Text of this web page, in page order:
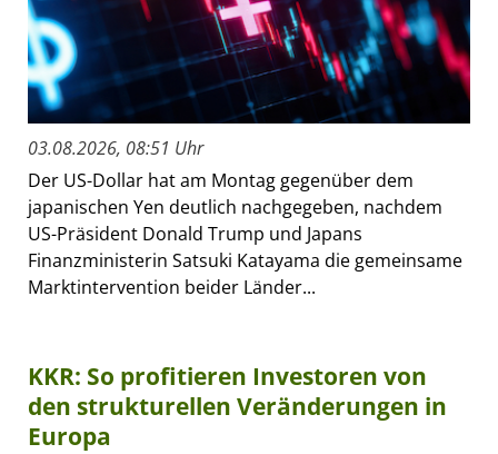
03.08.2026, 08:51 Uhr
Der US-Dollar hat am Montag gegenüber dem
japanischen Yen deutlich nachgegeben, nachdem
US-Präsident Donald Trump und Japans
Finanzministerin Satsuki Katayama die gemeinsame
Marktintervention beider Länder...
KKR: So profitieren Investoren von
den strukturellen Veränderungen in
Europa